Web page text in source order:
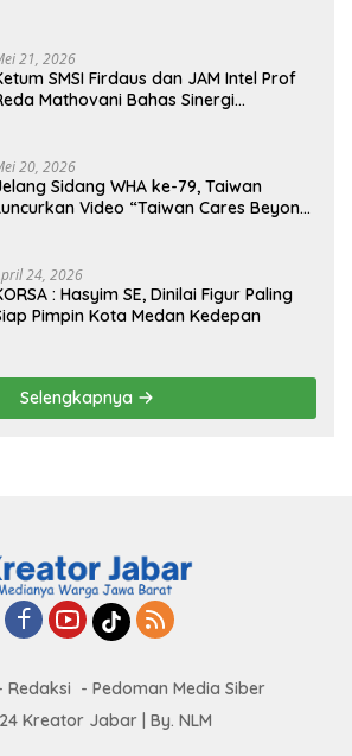
21, 2026
SMSI Firdaus dan JAM Intel Prof
Mathovani Bahas Sinergi
Perkuat Pengawasan Program
20, 2026
Sidang WHA ke-79, Taiwan
Video “Taiwan Cares Beyond
24, 2026
: Hasyim SE, Dinilai Figur Paling
Pimpin Kota Medan Kedepan
Selengkapnya
Redaksi
Pedoman Media Siber
Kreator Jabar | By. NLM